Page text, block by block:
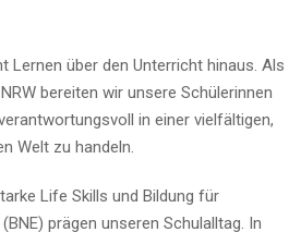
Lernen über den Unterricht hinaus. Als
bereiten wir unsere Schülerinnen
in einer vielfältigen,
Welt zu handeln.
Life Skills und Bildung für
prägen unseren Schulalltag. In